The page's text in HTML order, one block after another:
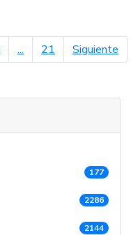
... 21 Siguiente
177
2286
2144